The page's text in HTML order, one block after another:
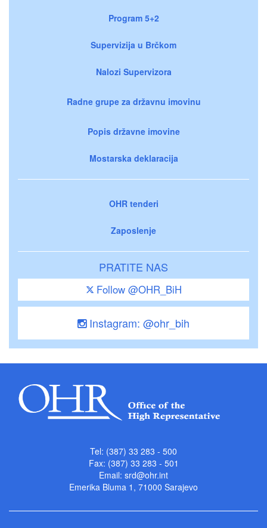
Program 5+2
Supervizija u Brčkom
Nalozi Supervizora
Radne grupe za državnu imovinu
Popis državne imovine
Mostarska deklaracija
OHR tenderi
Zaposlenje
PRATITE NAS
Follow @OHR_BiH
Instagram: @ohr_bih
Tel: (387) 33 283 - 500
Fax: (387) 33 283 - 501
Email: srd@ohr.int
Emerika Bluma 1, 71000 Sarajevo